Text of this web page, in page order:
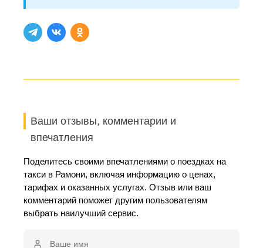
Ваши отзывы, комментарии и
впечатления
Поделитесь своими впечатлениями о поездках на
такси в Рамони, включая информацию о ценах,
тарифах и оказанных услугах. Отзыв или ваш
комментарий поможет другим пользователям
выбрать наилучший сервис.